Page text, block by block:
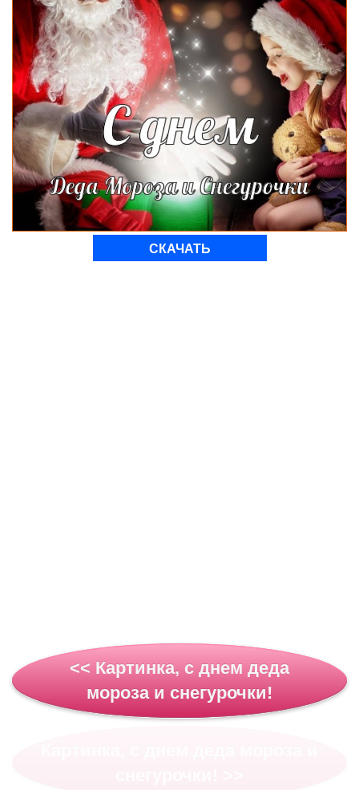
СКАЧАТЬ
<< Картинка, с днем деда
мороза и снегурочки!